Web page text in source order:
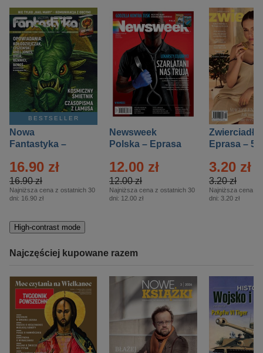
BESTSELLER
Nowa
Fantastyka –
16.90 zł
16.90 zł
Najniższa cena z ostatnich 30
dni: 16.90 zł
Newsweek
Polska – Eprasa
12.00 zł
12.00 zł
Najniższa cena z ostatnich 30
dni: 12.00 zł
Zwierciadło
Eprasa – 5/
3.20 zł
3.20 zł
Najniższa cena z
dni: 3.20 zł
High-contrast mode
Najczęściej kupowane razem